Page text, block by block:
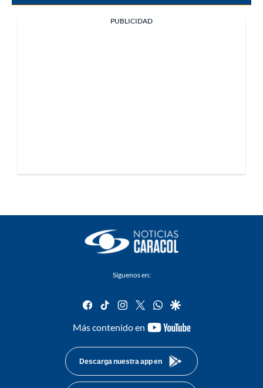
PUBLICIDAD
Síguenos en:
facebook
tiktok instagram
twitterwhatsapp
google
Más contenido en
youtube-
Descarga nuestra app en